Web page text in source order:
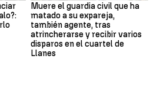
Muere el guardia civil que ha
matado a su expareja,
también agente, tras
atrincherarse y recibir varios
disparos en el cuartel de
Llanes